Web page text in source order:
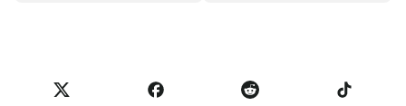
NoOnes 상태
개인정보 처리방침
문의하기